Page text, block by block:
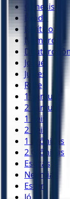
Gênesis
Êxodo
Levítico
Números
Josué
Juízes
Rute
1 Samuel
2 Samuel
1 Reis
2 Reis
1 Crônicas
2 Crônicas
Esdras
Neemias
Ester